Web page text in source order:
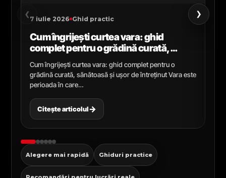
‹ 7 iulie 2026 Ghid practic
Cum îngrijești curtea vara: ghid
complet pentru o grădină curată,
sănătoasă și ușor de întreținut
Cum îngrijești curtea vara: ghid complet pentru o
grădină curată, sănătoasă și ușor de întreținut Vara este
perioada în care…
Citește articolul→
›
Alegere mai rapidă Ghiduri practice